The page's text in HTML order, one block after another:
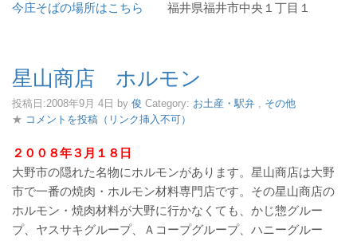
今庄そばの場所はこちら 福井県福井市中央１丁目１
星山商店 ホルモン
投稿日:2008年9月 4日 by 俊 Category: お土産・駅弁 , その他
★ コメントを投稿（リンク挿入不可）
２００８年３月１８日
大野市の隠れた名物にホルモンがあります。星山商店は大野
市で一番の焼肉・ホルモン材料専門店です。その星山商店の
ホルモン・焼肉材料が大野に行かなくても、かじ惣グルー
プ、ヤスサキグループ、Ａコープグループ、ハニーグルー